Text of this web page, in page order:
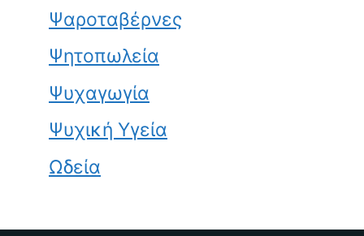
Ψαροταβέρνες
Ψητοπωλεία
Ψυχαγωγία
Ψυχική Υγεία
Ωδεία